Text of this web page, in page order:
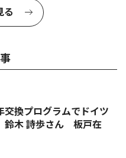
る
交換プログラムでドイツ
鈴木 詩歩さん 板戸在